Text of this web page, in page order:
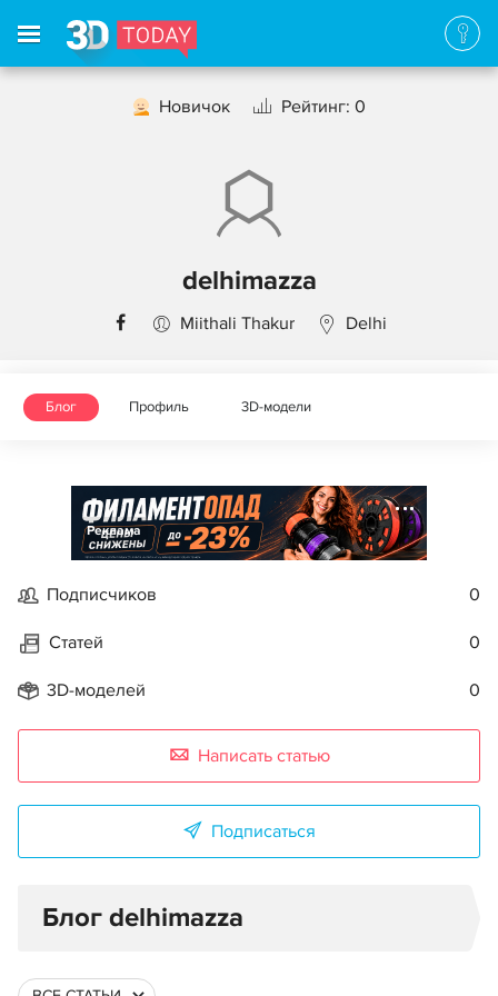
Новичок Рейтинг: 0
delhimazza
Miithali Thakur Delhi
Блог Профиль 3D-модели
Реклама
Подписчиков 0
Статей 0
3D-моделей 0
Написать статью
Подписаться
Блог delhimazza